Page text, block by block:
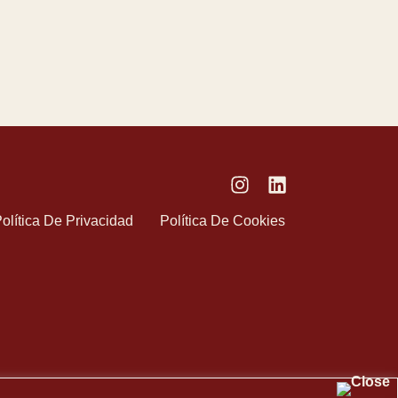
De Privacidad Política De Cookies